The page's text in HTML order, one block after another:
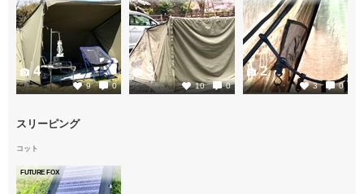
9 0
4
10 0
3
3 0
2
スリーピング
コット
FUTURE FOX